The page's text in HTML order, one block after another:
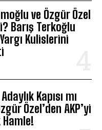
ve Özgür Özel
Barış Terkoğlu
Kulislerini
Kapısı mı
Özel’den AKP’yi